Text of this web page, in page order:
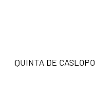
QUINTA DE CASLOPO